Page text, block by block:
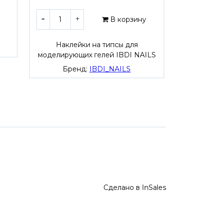
В корзину
Наклейки на типсы для
моделирующих гелей IBDI NAILS
Бренд: IBDI_NAILS
Сделано в InSales